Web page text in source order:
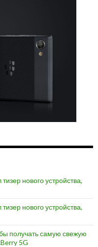
нового устройства,
нового устройства,
получать самую свежую
5G